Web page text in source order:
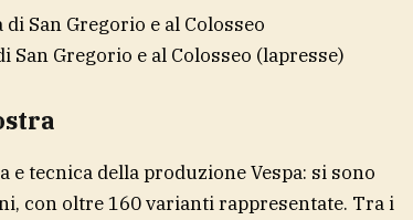
San Gregorio e al Colosseo (lapresse)
tecnica della produzione Vespa: si sono
con oltre 160 varianti rappresentate. Tra i